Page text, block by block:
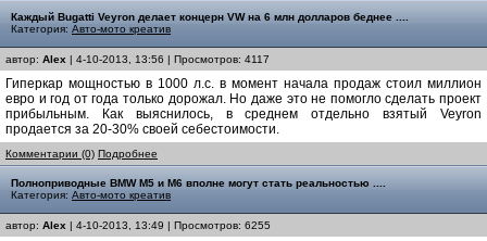
Каждый Bugatti Veyron делает концерн VW на 6 млн долларов беднее ....
Категория: Авто-мото креатив
автор: Alex | 4-10-2013, 13:56 | Просмотров: 4117
Гиперкар мощностью в 1000 л.с. в момент начала продаж стоил миллион
евро и год от года только дорожал. Но даже это не помогло сделать проект
прибыльным. Как выяснилось, в среднем отдельно взятый Veyron
продается за 20-30% своей себестоимости.
Комментарии (0) Подробнее
Полноприводные BMW M5 и M6 вполне могут стать реальностью ....
Категория: Авто-мото креатив
автор: Alex | 4-10-2013, 13:49 | Просмотров: 6255